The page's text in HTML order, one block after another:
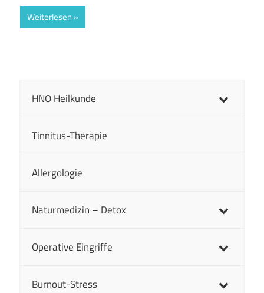
Weiterlesen
HNO Heilkunde
Tinnitus-Therapie
Allergologie
Naturmedizin – Detox
Operative Eingriffe
Burnout-Stress